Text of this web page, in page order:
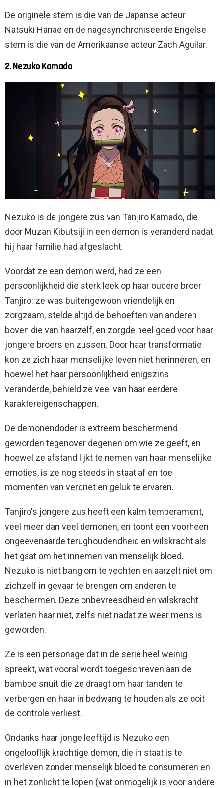
De originele stem is die van de Japanse acteur
Natsuki Hanae en de nagesynchroniseerde Engelse
stem is die van de Amerikaanse acteur Zach Aguilar.
2. Nezuko Kamado
Nezuko is de jongere zus van Tanjiro Kamado, die
door Muzan Kibutsiji in een demon is veranderd nadat
hij haar familie had afgeslacht.
Voordat ze een demon werd, had ze een
persoonlijkheid die sterk leek op haar oudere broer
Tanjiro: ze was buitengewoon vriendelijk en
zorgzaam, stelde altijd de behoeften van anderen
boven die van haarzelf, en zorgde heel goed voor haar
jongere broers en zussen. Door haar transformatie
kon ze zich haar menselijke leven niet herinneren, en
hoewel het haar persoonlijkheid enigszins
veranderde, behield ze veel van haar eerdere
karaktereigenschappen.
De demonendoder is extreem beschermend
geworden tegenover degenen om wie ze geeft, en
hoewel ze afstand lijkt te nemen van haar menselijke
emoties, is ze nog steeds in staat af en toe
momenten van verdriet en geluk te ervaren.
Tanjiro's jongere zus heeft een kalm temperament,
veel meer dan veel demonen, en toont een voorheen
ongeëvenaarde terughoudendheid en wilskracht als
het gaat om het innemen van menselijk bloed.
Nezuko is niet bang om te vechten en aarzelt niet om
zichzelf in gevaar te brengen om anderen te
beschermen. Deze onbevreesdheid en wilskracht
verlaten haar niet, zelfs niet nadat ze weer mens is
geworden.
Ze is een personage dat in de serie heel weinig
spreekt, wat vooral wordt toegeschreven aan de
bamboe snuit die ze draagt ​​om haar tanden te
verbergen en haar in bedwang te houden als ze ooit
de controle verliest.
Ondanks haar jonge leeftijd is Nezuko een
ongelooflijk krachtige demon, die in staat is te
overleven zonder menselijk bloed te consumeren en
in het zonlicht te lopen (wat onmogelijk is voor andere